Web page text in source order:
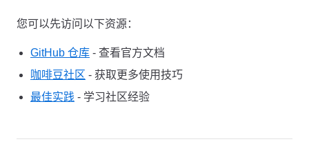
您可以先访问以下资源：
GitHub 仓库 - 查看官方文档
咖啡豆社区 - 获取更多使用技巧
最佳实践 - 学习社区经验